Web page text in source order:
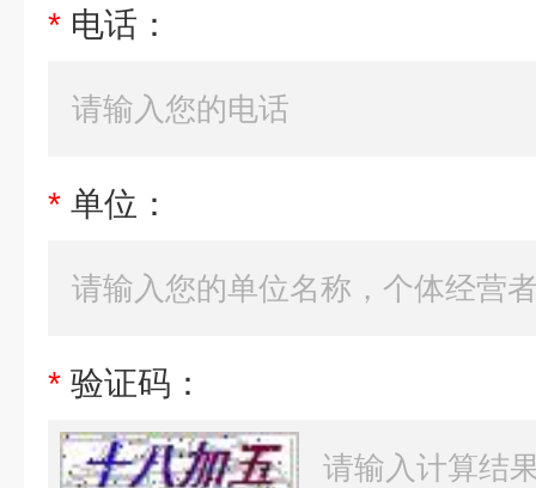
* 电话：
* 单位：
* 验证码：